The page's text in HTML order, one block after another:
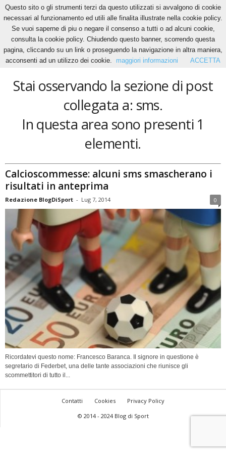
Home Tags Sms
sms
Stai osservando la sezione di post
collegata a: sms.
In questa area sono presenti 1
elementi.
Calcioscommesse: alcuni sms smascherano i
risultati in anteprima
Redazione BlogDiSport - Lug 7, 2014 0
Ricordatevi questo nome: Francesco Baranca. Il signore in questione è
segretario di Federbet, una delle tante associazioni che riunisce gli
scommettitori di tutto il...
Contatti Cookies
Privacy Policy
© 2014 - 2024 Blog di Sport
Questo sito o gli strumenti terzi da questo utilizzati si avvalgono di cookie
necessari al funzionamento ed utili alle finalita illustrate nella cookie policy.
Se vuoi saperne di piu o negare il consenso a tutti o ad alcuni cookie,
consulta la cookie policy. Chiudendo questo banner, scorrendo questa
pagina, cliccando su un link o proseguendo la navigazione in altra maniera,
acconsenti ad un utilizzo dei cookie.
maggiori informazioni ACCETTA